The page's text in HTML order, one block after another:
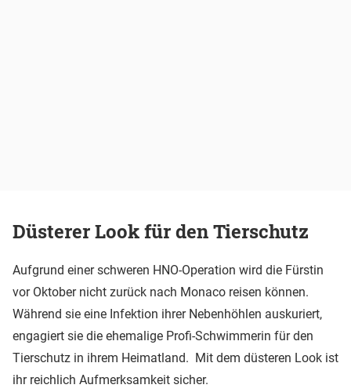
Düsterer Look für den Tierschutz
Aufgrund einer schweren HNO-Operation wird die Fürstin
vor Oktober nicht zurück nach Monaco reisen können.
Während sie eine Infektion ihrer Nebenhöhlen auskuriert,
engagiert sie die ehemalige Profi-Schwimmerin für den
Tierschutz in ihrem Heimatland. Mit dem düsteren Look ist
ihr reichlich Aufmerksamkeit sicher.